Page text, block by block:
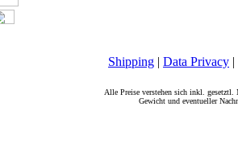
Shipping | Data Privacy |
Alle Preise verstehen sich inkl.
Gewicht und eventueller